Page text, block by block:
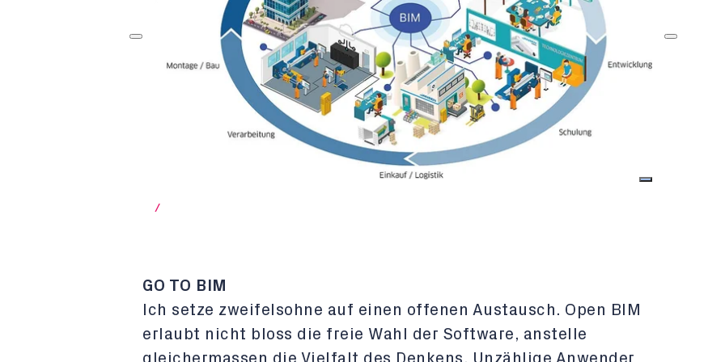
/
GO TO BIM
Ich setze zweifelsohne auf einen offenen Austausch. Open BIM
erlaubt nicht bloss die freie Wahl der Software, anstelle